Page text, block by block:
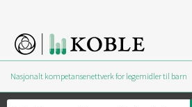
Nasjonalt kompetansenettverk for legemidler til barn